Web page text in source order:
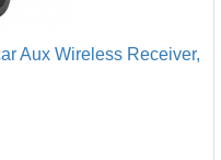
Aux Wireless Receiver,